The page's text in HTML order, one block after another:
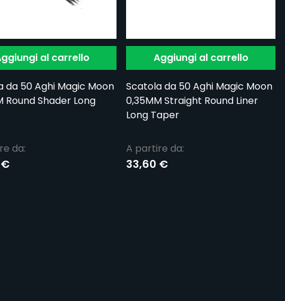
al carrello
da 50 Aghi Magic Moon
Round Shader Long
da:
€
Aggiungi al carrello
Scatola da 50 Aghi Magic Moon
0,35MM Straight Round Liner
Long Taper
A partire da:
33,60 €